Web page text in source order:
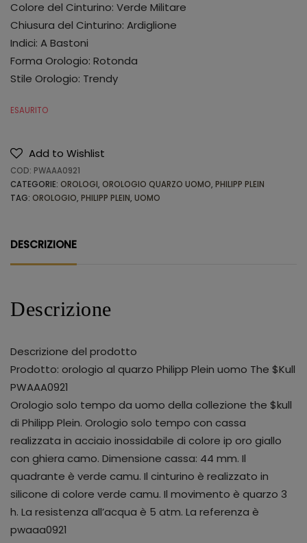
Colore del Cinturino: Verde Militare
Chiusura del Cinturino: Ardiglione
Indici: A Bastoni
Forma Orologio: Rotonda
Stile Orologio: Trendy
ESAURITO
Add to Wishlist
COD: PWAAA0921
CATEGORIE: OROLOGI, OROLOGIO QUARZO UOMO, PHILIPP PLEIN
TAG: OROLOGIO, PHILIPP PLEIN, UOMO
DESCRIZIONE
Descrizione
Descrizione del prodotto
Prodotto: orologio al quarzo Philipp Plein uomo The $Kull
PWAAA0921
Orologio solo tempo da uomo della collezione the $kull
di Philipp Plein. Orologio solo tempo con cassa
realizzata in acciaio inossidabile di colore ip oro giallo
con ghiera camo. Dimensione cassa: 44 mm. Il
quadrante è verde camu. Il cinturino è realizzato in
silicone di colore verde camu. Il movimento è quarzo 3
h. La resistenza all’acqua è 5 atm. La referenza è
pwaaa0921